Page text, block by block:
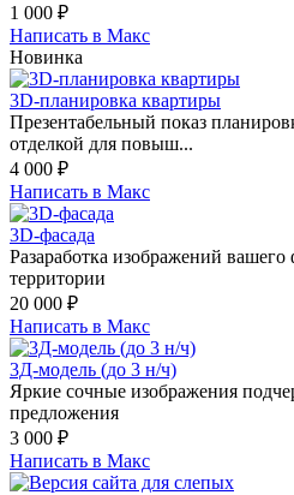
1 000 ₽
Написать в Макс
Новинка
3D-планировка квартиры
Презентабельный показ
отделкой для повыш...
4 000 ₽
Написать в Макс
3D-фасада
Разаработка изображений вашего
территории
20 000 ₽
Написать в Макс
3Д-модель (до 3 н/ч)
Яркие сочные изображения
предложения
3 000 ₽
Написать в Макс